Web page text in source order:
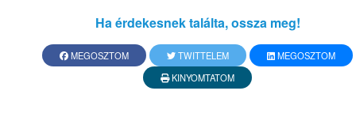
Ha érdekesnek találta, ossza meg!
MEGOSZTOM TWITTELEM
MEGOSZTOM
KINYOMTATOM